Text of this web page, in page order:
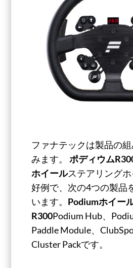
ファナテックは製品の
みます。ポディウム
ホイールステアリング
好例で、次の4つの製品
います。 Podiumホイー
R300Podium Hub、
Paddle Module、
Cluster Packです。